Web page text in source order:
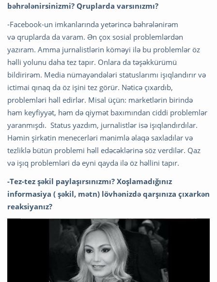
bəhrələnirsinizmi? Qruplarda varsınızmı?
-Facebook-un imkanlarında yetərincə bəhrələnirəm
və qruplarda da varam. Ən çox sosial problemlərdən
yazıram. Amma jurnalistlərin köməyi ilə bu problemlər öz
həlli yolunu daha tez tapır. Onlara da təşəkkürümü
bildirirəm. Media nümayəndələri statuslarımı işıqlandırır və
ictimai qınaq da öz işini tez görür. Nəticə çıxardıb,
problemləri həll edirlər. Misal üçün: marketlərin birində
həm keyfiyyət, həm də qiymət baxımından ciddi problemlər
yaranmışdı. Status yazdım, jurnalistlər isə işıqlandırdılar.
Həmin şirkətin menecerləri mənimlə əlaqə saxladılar və
tezliklə bütün problemi həll edəcəklərinə söz verdilər. Qaz
və işıq problemləri də eyni qayda ilə öz həllini tapır.
-Tez-tez şəkil paylaşırsınızmı? Xoşlamadığınız
informasiya ( şəkil, mətn) lövhənizdə qarşınıza çıxarkən
reaksiyanız?